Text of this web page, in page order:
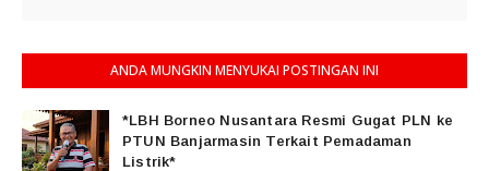
ANDA MUNGKIN MENYUKAI POSTINGAN INI
*LBH Borneo Nusantara Resmi Gugat PLN ke
PTUN Banjarmasin Terkait Pemadaman
Listrik*